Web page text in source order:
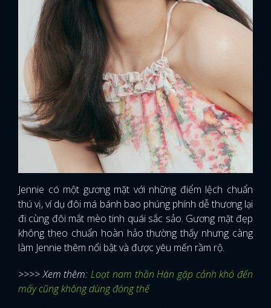
Jennie có một gương mặt với những điểm lệch chuẩn
thú vị, ví dụ đôi má bánh bao phúng phính dễ thương lại
đi cùng đôi mắt mèo tinh quái sắc sảo. Gương mặt đẹp
không theo chuẩn hoàn hảo thường thấy nhưng càng
làm Jennie thêm nổi bật và được yêu mến rầm rộ.
>>>> Xem thêm:Loạt nam thần Hàn gặp cảnh khó đến
mấy cũng không dùng đóng thế